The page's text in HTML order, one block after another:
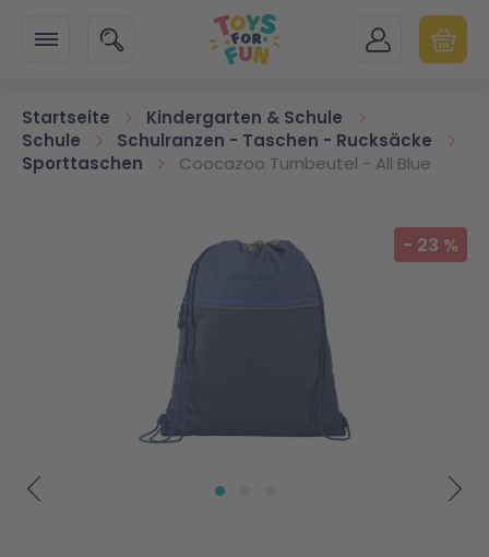
SUCHE MEIN KONTO
Startseite
Kindergarten & Schule
Schule
Schulranzen - Taschen - Rucksäcke
Sporttaschen
Coocazoo Turnbeutel - All Blue
Zum Ende der Bildgalerie springen - 23 %